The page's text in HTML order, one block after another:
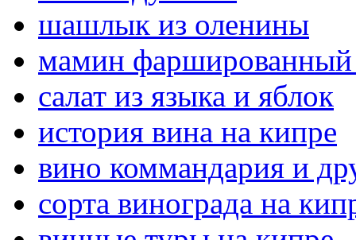
шашлык из оленины
мамин фаршированный
салат из языка и яблок
история вина на кипре
вино коммандария и
сорта винограда на